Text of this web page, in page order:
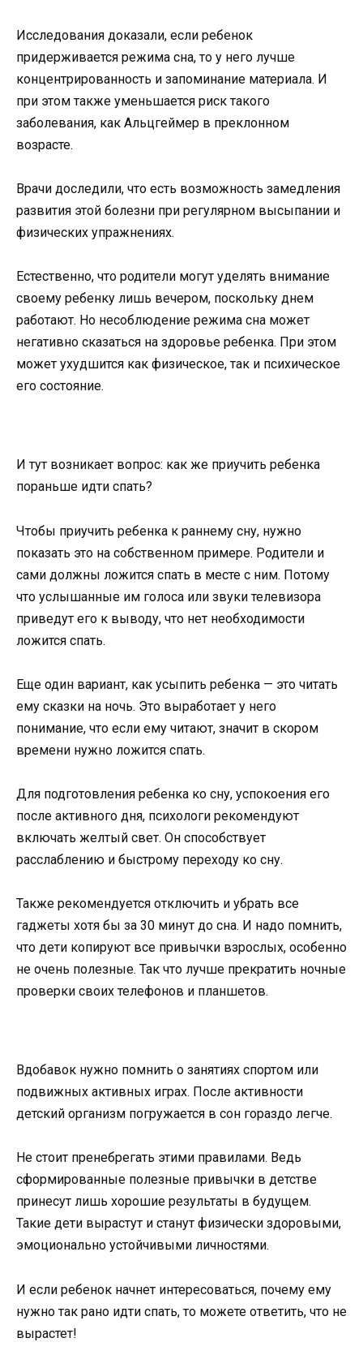
Исследования доказали, если ребенок
придерживается режима сна, то у него лучше
концентрированность и запоминание материала. И
при этом также уменьшается риск такого
заболевания, как Альцгеймер в преклонном
возрасте.
Врачи доследили, что есть возможность замедления
развития этой болезни при регулярном высыпании и
физических упражнениях.
Естественно, что родители могут уделять внимание
своему ребенку лишь вечером, поскольку днем
работают. Но несоблюдение режима сна может
негативно сказаться на здоровье ребенка. При этом
может ухудшится как физическое, так и психическое
его состояние.
И тут возникает вопрос: как же приучить ребенка
пораньше идти спать?
Чтобы приучить ребенка к раннему сну, нужно
показать это на собственном примере. Родители и
сами должны ложится спать в месте с ним. Потому
что услышанные им голоса или звуки телевизора
приведут его к выводу, что нет необходимости
ложится спать.
Еще один вариант, как усыпить ребенка — это читать
ему сказки на ночь. Это выработает у него
понимание, что если ему читают, значит в скором
времени нужно ложится спать.
Для подготовления ребенка ко сну, успокоения его
после активного дня, психологи рекомендуют
включать желтый свет. Он способствует
расслаблению и быстрому переходу ко сну.
Также рекомендуется отключить и убрать все
гаджеты хотя бы за 30 минут до сна. И надо помнить,
что дети копируют все привычки взрослых, особенно
не очень полезные. Так что лучше прекратить ночные
проверки своих телефонов и планшетов.
Вдобавок нужно помнить о занятиях спортом или
подвижных активных играх. После активности
детский организм погружается в сон гораздо легче.
Не стоит пренебрегать этими правилами. Ведь
сформированные полезные привычки в детстве
принесут лишь хорошие результаты в будущем.
Такие дети вырастут и станут физически здоровыми,
эмоционально устойчивыми личностями.
И если ребенок начнет интересоваться, почему ему
нужно так рано идти спать, то можете ответить, что не
вырастет!